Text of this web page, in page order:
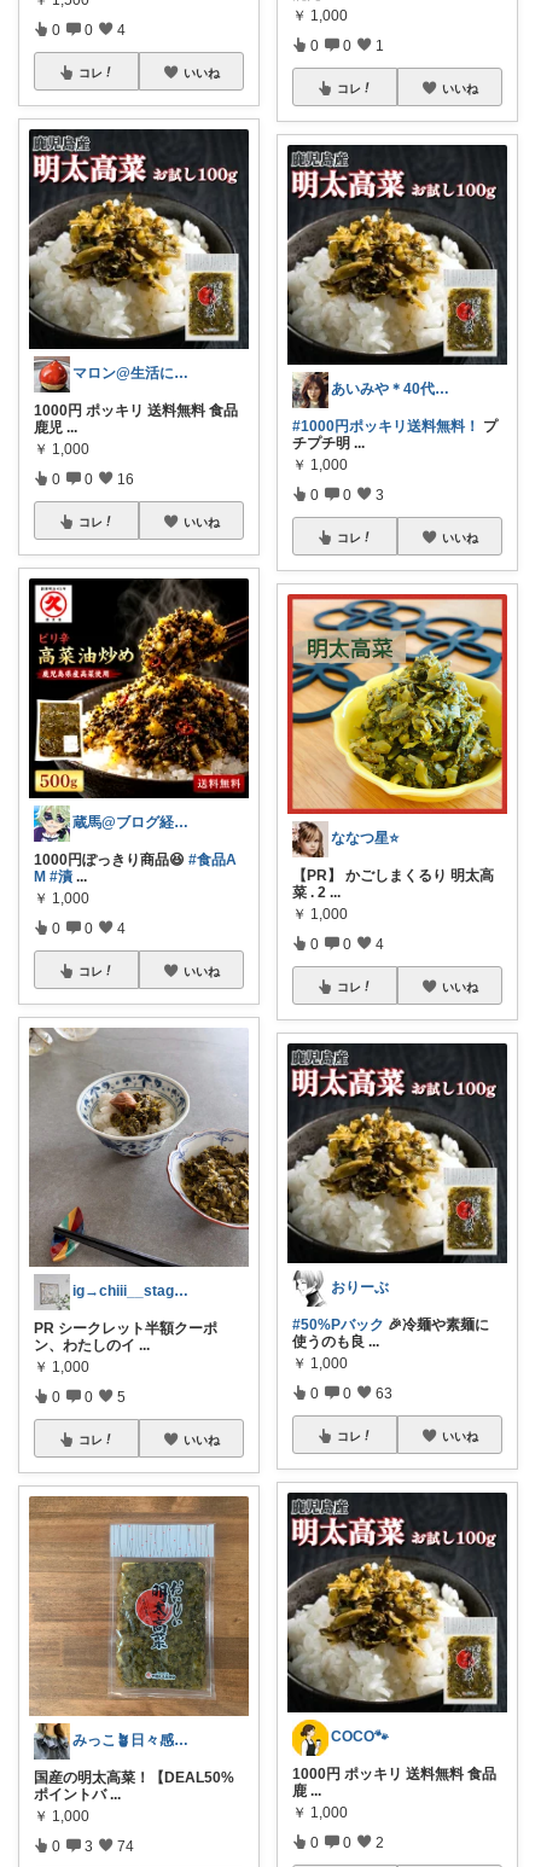
0 0 4
コレ いいね
マロン@生活に彩を＋
1000円 ポッキリ 送料無料 食品
鹿児 ...
￥ 1,000
0 0 16
コレ いいね
蔵馬@ブログ経由だと商品探しが楽です😊
1000円ぽっきり商品😆 #食品A
M #漬 ...
￥ 1,000
0 0 4
コレ いいね
ig→chiii__stagram
PR シークレット半額クーポ
ン、わたしのイ ...
￥ 1,000
0 0 5
コレ いいね
みっこ🪴日々感謝🌷いいね上限🙏
国産の明太高菜！【DEAL50%
ポイントバ ...
￥ 1,000
0 3 74
￥ 1,000
0 0 1
コレ いいね
あいみや＊40代🌷くらしを楽しむ
#1000円ポッキリ送料無料！
プ
チプチ明 ...
￥ 1,000
0 0 3
コレ いいね
ななつ星⭐️
【PR】 かごしまくるり 明太高
菜 . 2 ...
￥ 1,000
0 0 4
コレ いいね
おりーぶ
#50%Pバック 🎉冷麺や素麺に
使うのも良 ...
￥ 1,000
0 0 63
コレ いいね
COCO🐾
1000円 ポッキリ 送料無料 食品
鹿 ...
￥ 1,000
0 0 2